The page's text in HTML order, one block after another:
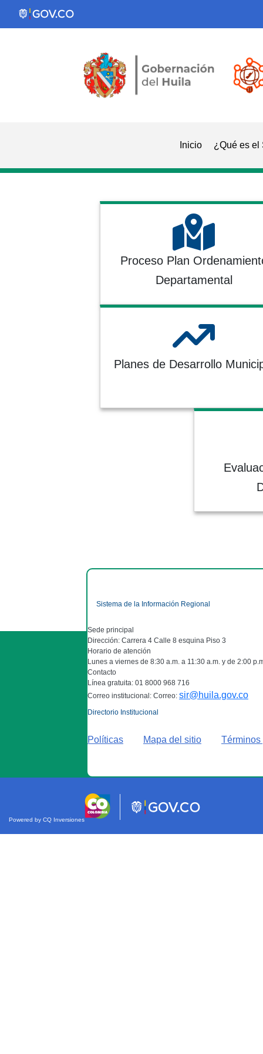
Inicio ¿Qué es el
Proceso Plan
Departamental
Planes de Desarrollo
Sistema de la Información Regional
Sede principal
Dirección: Carrera 4 Calle 8 esquina Piso 3
Horario de atención
Lunes a viernes de 8:30 a.m. a 11:30 a.m. y de 2:00
Contacto
Línea gratuita: 01 8000 968 716
Correo institucional: Correo: sir@huila.gov.co
Directorio Institucional
Políticas Mapa del sitio
Powered by CQ Inversiones